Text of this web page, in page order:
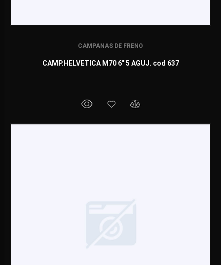
CAMPANAS DE FRENO
CAMP.HELVETICA M70 6" 5 AGUJ. cod 637